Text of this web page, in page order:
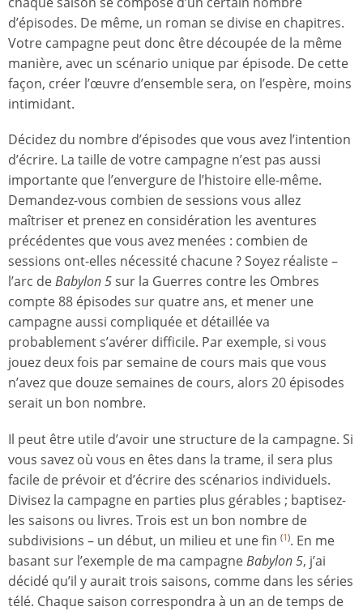
d’épisodes. De même, un roman se divise en chapitres.
Votre campagne peut donc être découpée de la même
manière, avec un scénario unique par épisode. De cette
façon, créer l’œuvre d’ensemble sera, on l’espère, moins
intimidant.
Décidez du nombre d’épisodes que vous avez l’intention
d’écrire. La taille de votre campagne n’est pas aussi
importante que l’envergure de l’histoire elle-même.
Demandez-vous combien de sessions vous allez
maîtriser et prenez en considération les aventures
précédentes que vous avez menées : combien de
sessions ont-elles nécessité chacune ? Soyez réaliste –
l’arc deBabylon 5sur la Guerres contre les Ombres
compte 88 épisodes sur quatre ans, et mener une
campagne aussi compliquée et détaillée va
probablement s’avérer difficile. Par exemple, si vous
jouez deux fois par semaine de cours mais que vous
n’avez que douze semaines de cours, alors 20 épisodes
serait un bon nombre.
Il peut être utile d’avoir une structure de la campagne. Si
vous savez où vous en êtes dans la trame, il sera plus
facile de prévoir et d’écrire des scénarios individuels.
Divisez la campagne en parties plus gérables ; baptisez-
les saisons ou livres. Trois est un bon nombre de
subdivisions – un début, un milieu et une fin (1). En me
basant sur l’exemple de ma campagneBabylon 5, j’ai
décidé qu’il y aurait trois saisons, comme dans les séries
télé. Chaque saison correspondra à un an de temps de